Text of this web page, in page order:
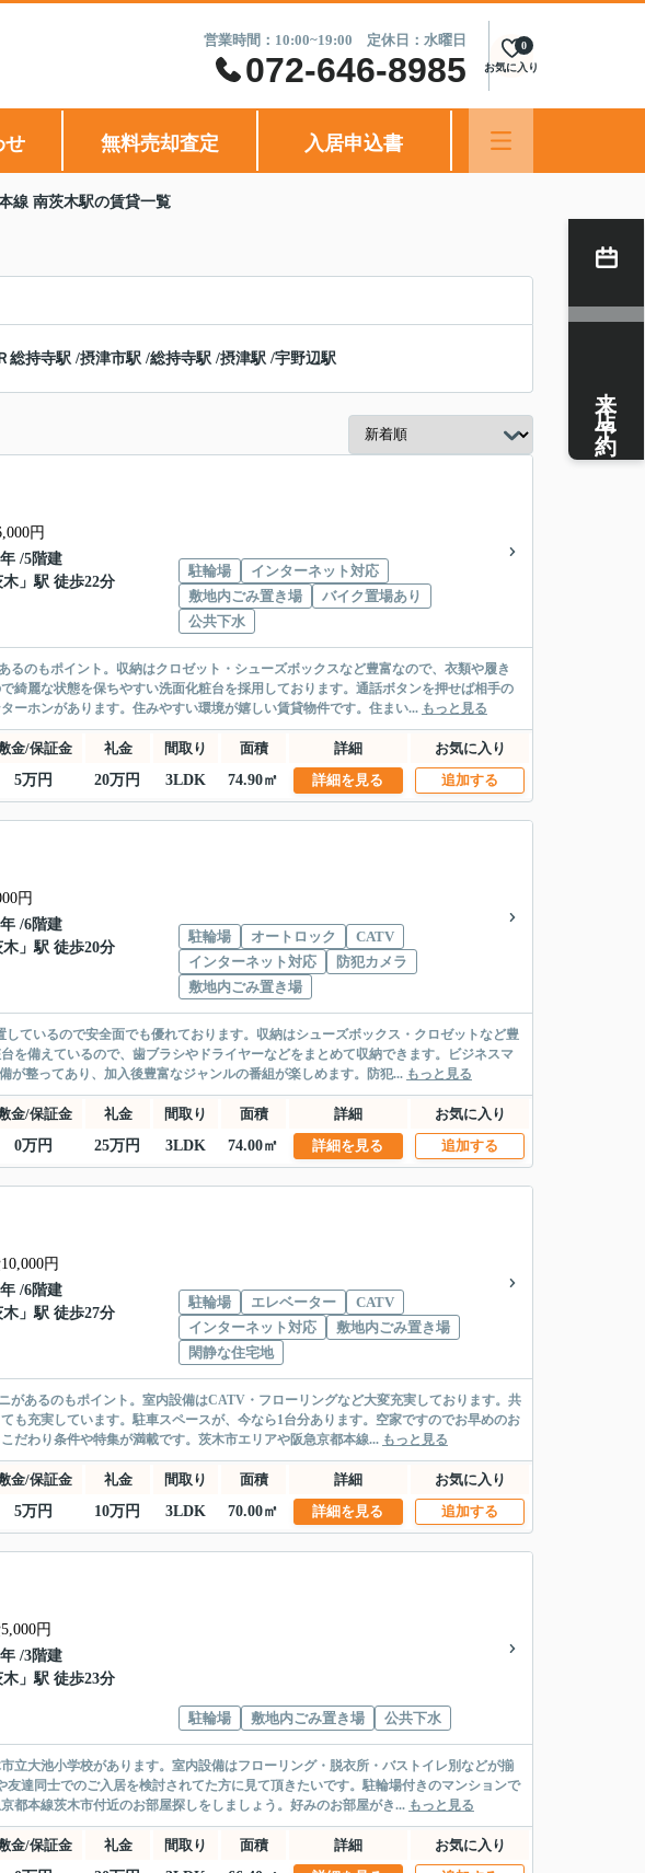
営業時間：10:00~19:00 定休日：水曜日
072-646-8985 お気に入り
0
せ 無料売却査定 入居申込書
線 南茨木駅の賃貸一覧
総持寺駅 /摂津市駅 /総持寺駅 /摂津駅 /宇野辺駅
円
/5階建
木 」駅 徒歩22分
駐輪場
インターネット対応
敷地内ごみ置き場
バイク置場あり
公共下水
のもポイント。収納はクロゼット・シューズボックスなど豊富なので、衣類や履き
綺麗な状態を保ちやすい洗面化粧台を採用しております。通話ボタンを押せば相手の
ーホンがあります。住みやすい環境が嬉しい賃貸物件です。住まい... もっと見る
金/保証金 礼金 間取り 面積 詳細
お気に入り
5万円 20万円 3LDK 74.90㎡ 詳細を見る 追加する
円
/6階建
木 」駅 徒歩20分
駐輪場 オートロック
CATV
インターネット対応
防犯カメラ
敷地内ごみ置き場
ているので安全面でも優れております。収納はシューズボックス・クロゼットなど豊
を備えているので、歯ブラシやドライヤーなどをまとめて収納できます。ビジネスマ
整ってあり、加入後豊富なジャンルの番組が楽しめます。防犯... もっと見る
金/保証金 礼金 間取り 面積 詳細
お気に入り
0万円 25万円 3LDK 74.00㎡ 詳細を見る 追加する
円
/6階建
木 」駅 徒歩27分
駐輪場 エレベーター
CATV
インターネット対応
敷地内ごみ置き場
閑静な住宅地
があるのもポイント。室内設備はCATV・フローリングなど大変充実しております。共
も充実しています。駐車スペースが、今なら1台分あります。空家ですのでお早めのお
だわり条件や特集が満載です。茨木市エリアや阪急京都本線... もっと見る
金/保証金 礼金 間取り 面積 詳細
お気に入り
5万円 10万円 3LDK 70.00㎡ 詳細を見る 追加する
円
/3階建
木 」駅 徒歩23分
駐輪場 敷地内ごみ置き場 公共下水
立大池小学校があります。室内設備はフローリング・脱衣所・バストイレ別などが揃
達同士でのご入居を検討されてた方に見て頂きたいです。駐輪場付きのマンションで
都本線茨木市付近のお部屋探しをしましょう。好みのお部屋がき... もっと見る
金/保証金 礼金 間取り 面積 詳細
お気に入り
来店予約